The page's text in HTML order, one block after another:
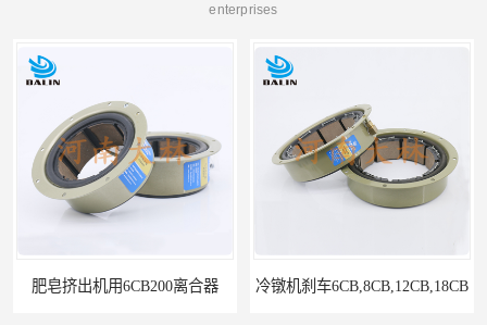
enterprises
肥皂挤出机用6CB200离合器 冷镦机刹车6CB,8CB,12CB,18CB